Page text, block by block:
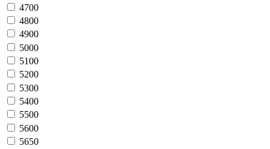
4700
4800
4900
5000
5100
5200
5300
5400
5500
5600
5650